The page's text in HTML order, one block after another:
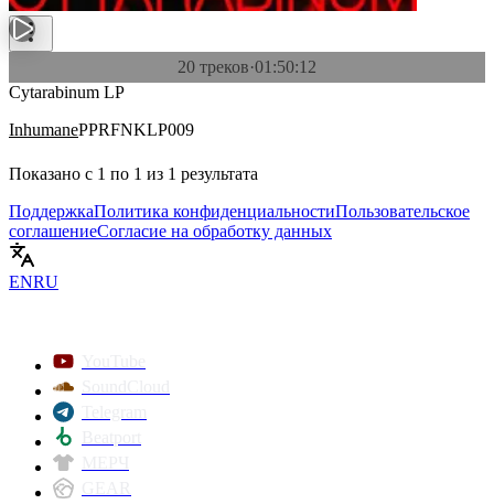
20 треков·01:50:12
Cytarabinum LP
InhumanePPRFNKLP009
Показано с 1 по 1 из 1 результата
ПоддержкаПолитика конфиденциальностиПользовательское
соглашениеСогласие на обработку данных
ENRU